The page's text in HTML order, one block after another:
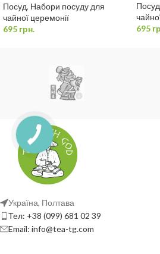
Посуд, Набори посуду для
чайної церемонії
695 грн.
Посуд
695
Україна, Полтава
Тел: +38 (099) 681 02 39
Email: info@tea-tg.com